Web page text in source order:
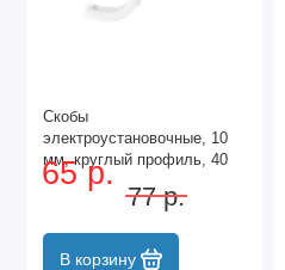
Скобы
электроустановочные, 10
мм, круглый профиль, 40
шт Сибртех
65 р.
77 р.
В корзину